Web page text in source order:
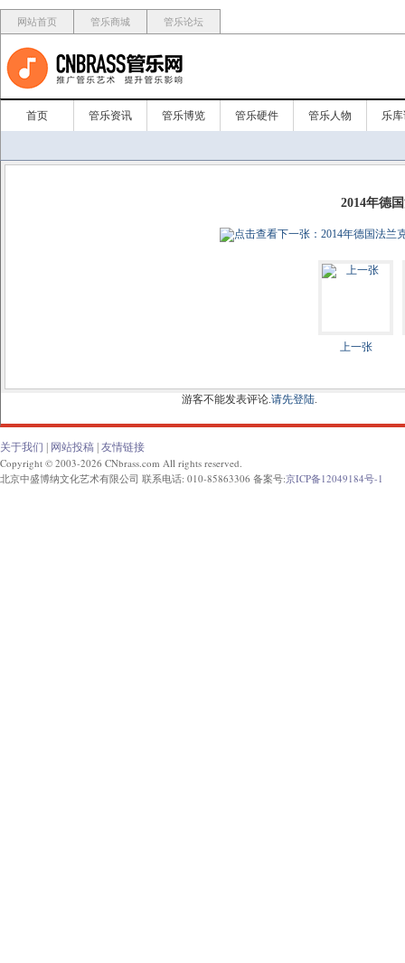
网站首页 管乐商城 管乐论坛
首页 管乐资讯 管乐博览 管乐硬件 管乐人物 乐
2014年德
上一张
游客不能发表评论.请先登陆.
关于我们 网站投稿 友情链接
Copyright © 2003-2026 CNbrass.com All rights reserved.
北京中盛博纳文化艺术有限公司 联系电话: 010-85863306 备案号:京ICP备12049184号-1